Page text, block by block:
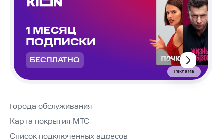
1 МЕСЯЦ
ПОДПИСКИ
БЕСПЛАТНО
Реклама
Города обслуживания
Карта покрытия МТС
Список подключенных адресов